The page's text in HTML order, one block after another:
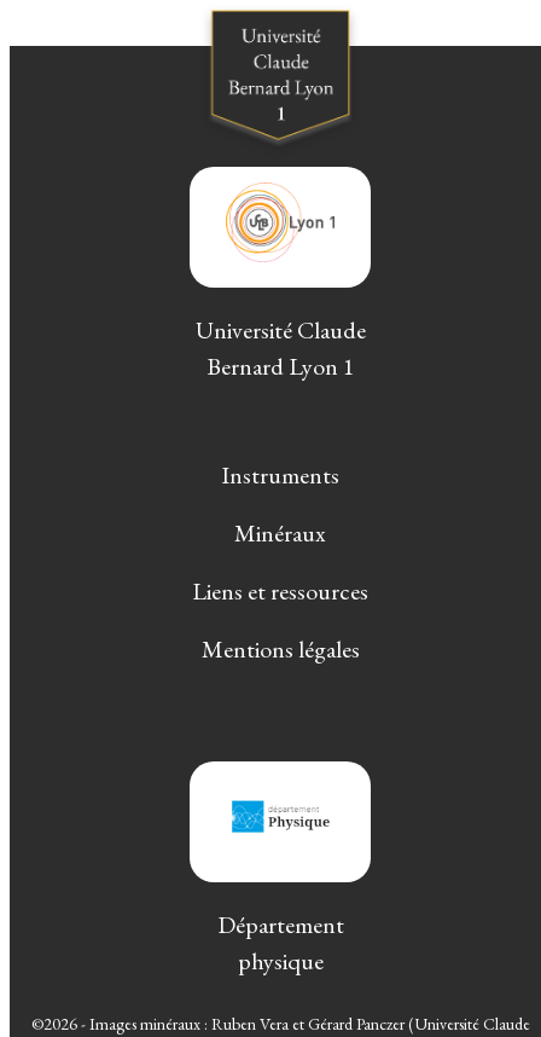
Université Claude
Bernard Lyon 1
Instruments
Minéraux
Liens et ressources
Mentions légales
Département
physique
©2026 - Images minéraux : Ruben Vera et Gérard Panczer (Université Claude